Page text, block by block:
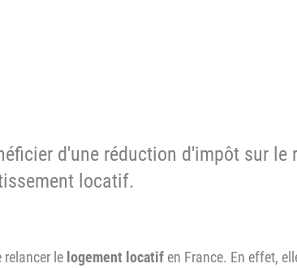
d'une réduction d'impôt sur le
locatif.
relancer le logement locatif en France. En effet,